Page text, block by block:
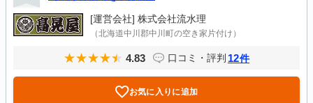
[運営会社] 株式会社流水理
（北海道中川郡中川町の空き家片付け）
4.83 口コミ・評判 12件
お気に入りに追加